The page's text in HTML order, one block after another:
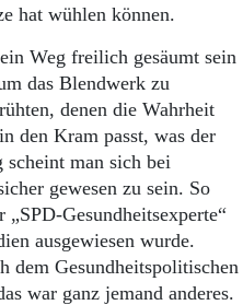
hat wühlen können.
Weg freilich gesäumt sein
das Blendwerk zu
denen die Wahrheit
den Kram passt, was der
man sich bei
gewesen zu sein. So
Gesundheitsexperte“
ausgewiesen wurde.
dem Gesundheitspolitischen
war ganz jemand anderes.